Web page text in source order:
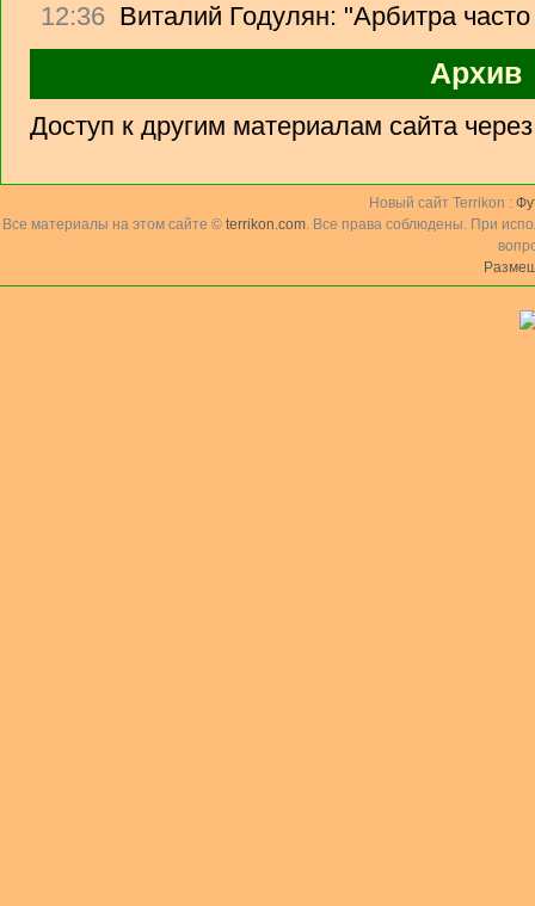
12:36 Виталий Годулян: "Арбитра
Архив
Доступ к другим материалам сайта
Новый сайт Terrikon :
Все материалы на этом сайте © terrikon.com. Все права соблюдены. При